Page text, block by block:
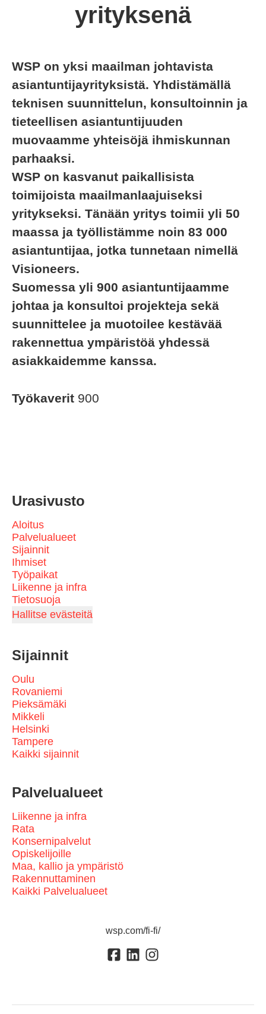
yrityksenä
WSP on yksi maailman johtavista
asiantuntijayrityksistä. Yhdistämällä
teknisen suunnittelun, konsultoinnin ja
tieteellisen asiantuntijuuden
muovaamme yhteisöjä ihmiskunnan
parhaaksi.
WSP on kasvanut paikallisista
toimijoista maailmanlaajuiseksi
yritykseksi. Tänään yritys toimii yli 50
maassa ja työllistämme noin 83 000
asiantuntijaa, jotka tunnetaan nimellä
Visioneers.
Suomessa yli 900 asiantuntijaamme
johtaa ja konsultoi projekteja sekä
suunnittelee ja muotoilee kestävää
rakennettua ympäristöä yhdessä
asiakkaidemme kanssa.
Työkaverit 900
Urasivusto
Aloitus
Palvelualueet
Sijainnit
Ihmiset
Työpaikat
Liikenne ja infra
Tietosuoja
Hallitse evästeitä
Sijainnit
Oulu
Rovaniemi
Pieksämäki
Mikkeli
Helsinki
Tampere
Kaikki sijainnit
Palvelualueet
Liikenne ja infra
Rata
Konsernipalvelut
Opiskelijoille
Maa, kallio ja ympäristö
Rakennuttaminen
Kaikki Palvelualueet
wsp.com/fi-fi/